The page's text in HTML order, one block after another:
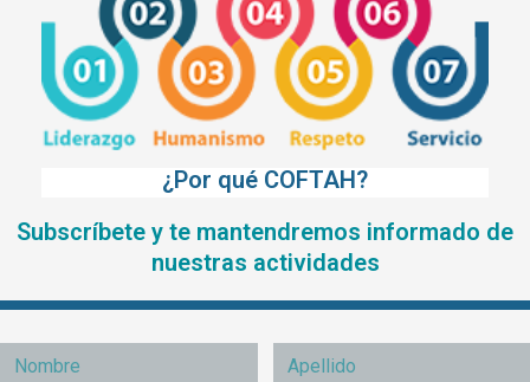
¿Por qué COFTAH?
Subscríbete y te mantendremos informado de
nuestras actividades